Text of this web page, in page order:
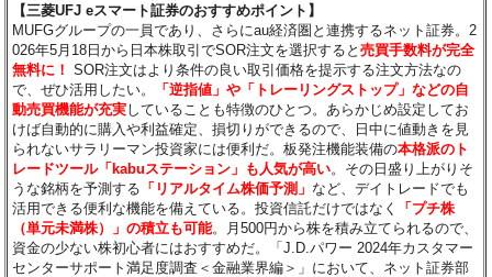
【三菱UFJ eスマート証券のおすすめポイント】
MUFGグループの一員であり、さらにau経済圏と連携するネット証券。2
026年5月18日から日本株取引でSOR注文を選択すると売買手数料が完全
無料に！ SOR注文はより条件の良い取引価格を提示する注文方法なの
で、ぜひ活用したい。
「逆指値」や「トレーリングストップ」などの自
動売買機能が充実していることも特徴のひとつ。あらかじめ設定してお
けば自動的に購入や利益確定、損切りができるので、日中に値動きを見
られないサラリーマン投資家には便利だ。板発注機能装備の本格派のト
レードツール「kabuステーション」も人気が高い。その日盛り上がりそ
うな銘柄を予測する 「リアルタイム株価予測」 など、デイトレードでも
活用できる便利な機能を備えている。投資信託だけではなく
「プチ株
（単元未満株）」の積立も可能。月500円から株を積み立てられるので、
資金の少ない株初心者にはおすすめだ。「J.D.パワー 2024年カスタマー
センターサポート満足度調査＜金融業界編＞」において、ネット証券部